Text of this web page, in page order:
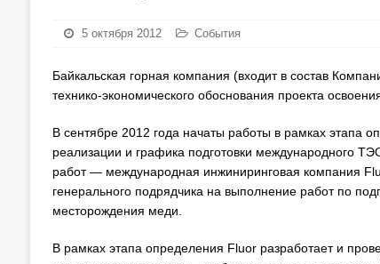
5 октября 2012 События
Байкальская горная компания (входит в состав
технико-экономического обоснования проекта
В сентябре 2012 года начаты работы в рамках этапа
реализации и графика подготовки международного
работ — международная инжиниринговая компания
генерального подрядчика на выполнение работ по
месторождения меди.
В рамках этапа определения Fluor разработает и